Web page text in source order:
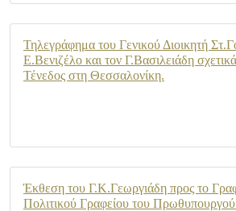
Τηλεγράφημα του Γενικού Διοικητή
Ε.Βενιζέλο και τον Γ.Βασιλειάδη
Τένεδος στη Θεσσαλονίκη.
Έκθεση του Γ.Κ.Γεωργιάδη προς το
Πολιτικού Γραφείου του Πρωθυπουργού